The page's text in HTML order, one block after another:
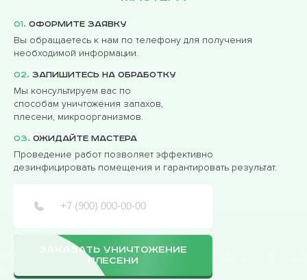
01. Оформите заявку
Вы обращаетесь к нам по телефону для получения
необходимой информации.
02. Запишитесь на обработку
Мы консультируем вас по
способам уничтожения запахов,
плесени, микроорганизмов.
03. Ожидайте мастера
Проведение работ позволяет эффективно
дезинфицировать помещения и гарантировать результат.
ЗАКАЗАТЬ УНИЧТОЖЕНИЕ
ПЛЕСЕНИ